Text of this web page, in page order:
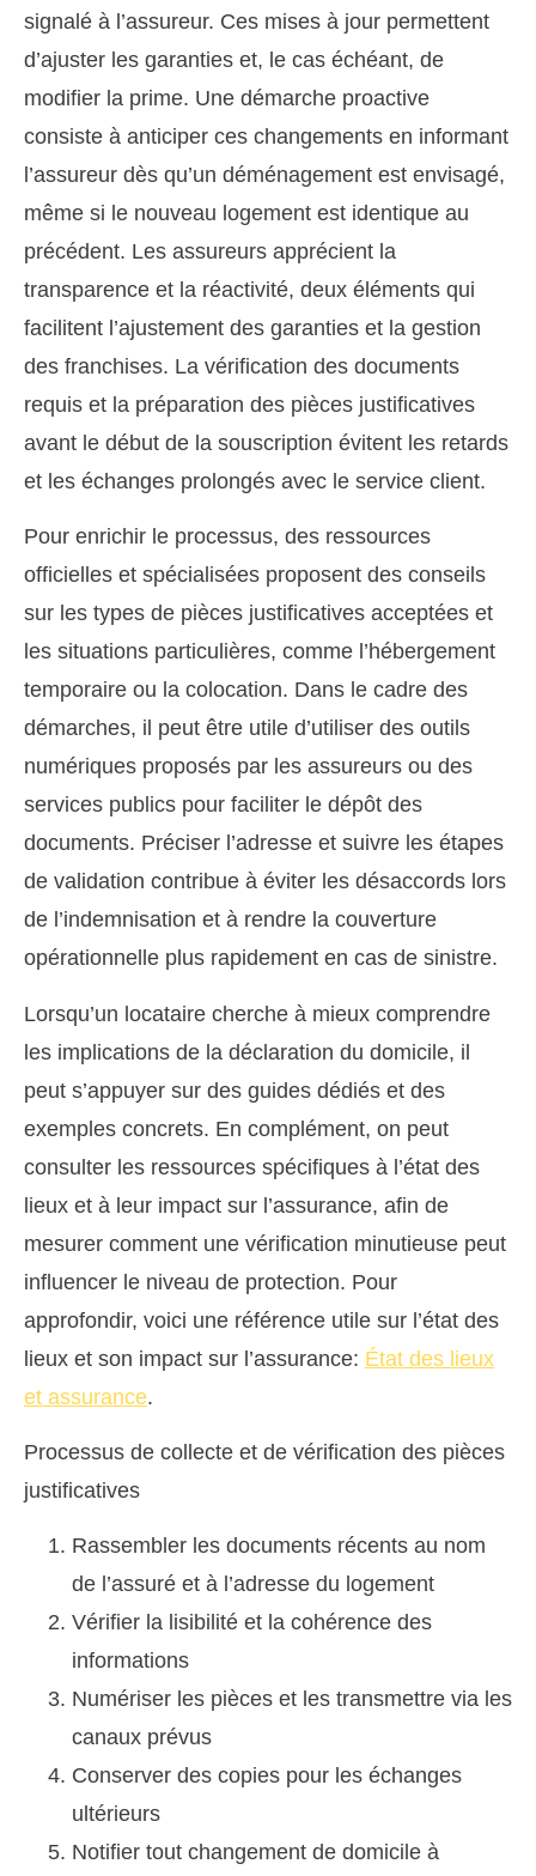
signalé à l’assureur. Ces mises à jour permettent
d’ajuster les garanties et, le cas échéant, de
modifier la prime. Une démarche proactive
consiste à anticiper ces changements en informant
l’assureur dès qu’un déménagement est envisagé,
même si le nouveau logement est identique au
précédent. Les assureurs apprécient la
transparence et la réactivité, deux éléments qui
facilitent l’ajustement des garanties et la gestion
des franchises. La vérification des documents
requis et la préparation des pièces justificatives
avant le début de la souscription évitent les retards
et les échanges prolongés avec le service client.
Pour enrichir le processus, des ressources
officielles et spécialisées proposent des conseils
sur les types de pièces justificatives acceptées et
les situations particulières, comme l’hébergement
temporaire ou la colocation. Dans le cadre des
démarches, il peut être utile d’utiliser des outils
numériques proposés par les assureurs ou des
services publics pour faciliter le dépôt des
documents. Préciser l’adresse et suivre les étapes
de validation contribue à éviter les désaccords lors
de l’indemnisation et à rendre la couverture
opérationnelle plus rapidement en cas de sinistre.
Lorsqu’un locataire cherche à mieux comprendre
les implications de la déclaration du domicile, il
peut s’appuyer sur des guides dédiés et des
exemples concrets. En complément, on peut
consulter les ressources spécifiques à l’état des
lieux et à leur impact sur l’assurance, afin de
mesurer comment une vérification minutieuse peut
influencer le niveau de protection. Pour
approfondir, voici une référence utile sur l’état des
lieux et son impact sur l’assurance: État des lieux
et assurance.
Processus de collecte et de vérification des pièces
justificatives
Rassembler les documents récents au nom
de l’assuré et à l’adresse du logement
Vérifier la lisibilité et la cohérence des
informations
Numériser les pièces et les transmettre via les
canaux prévus
Conserver des copies pour les échanges
ultérieurs
Notifier tout changement de domicile à